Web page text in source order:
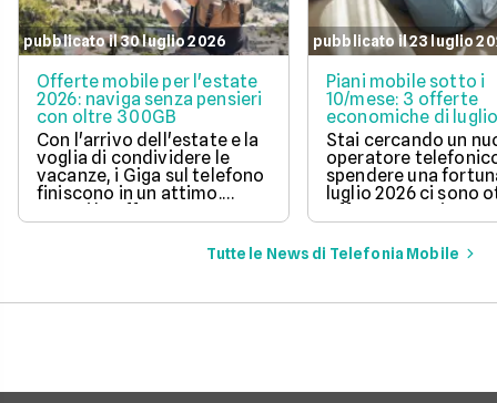
pubblicato il 30 luglio 2026
Offerte mobile per l'estate
2026: naviga senza pensieri
con oltre 300GB
Con l'arrivo dell'estate e la
voglia di condividere le
vacanze, i Giga sul telefono
finiscono in un attimo.
Scopri le offerte
telefoniche di luglio 2026
per navigare veloci in 5G
con tantissimi Giga e
abbonamento.
pubblicato il 23 luglio
Piani mobile sotto i
10/mese: 3 offerte
economiche di
Stai cercando un
operatore
spendere una
luglio 2026 ci sono
offerte sotto i 10
mese che includono
tantissimi Giga e la
connessione 5G.
Tutte le News di Telefonia Mobile